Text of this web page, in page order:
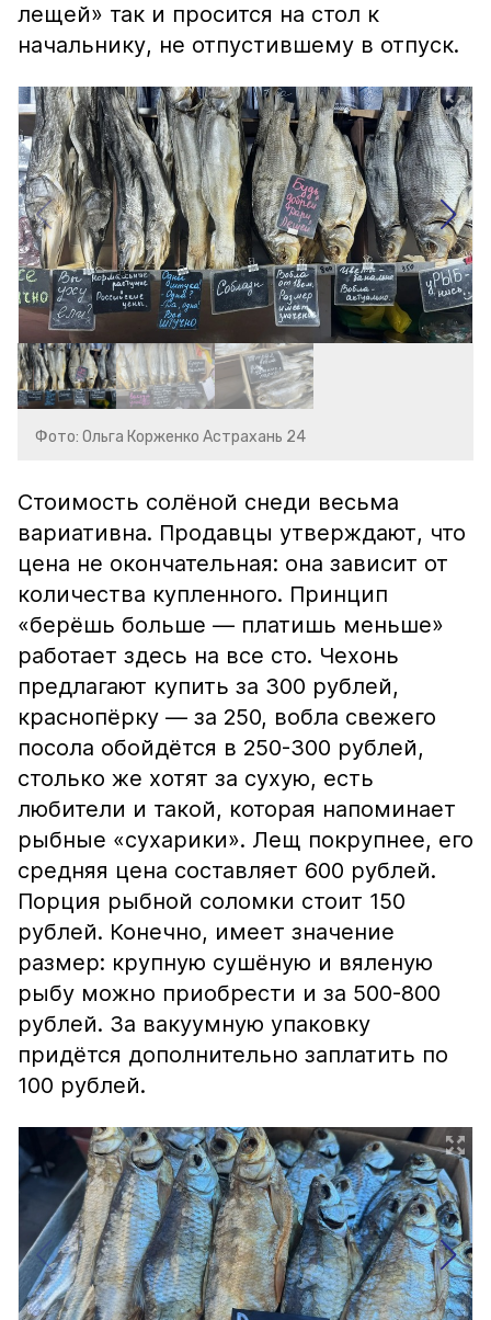
лещей» так и просится на стол к
начальнику, не отпустившему в отпуск.
Фото: Ольга Корженко Астрахань 24
Стоимость солёной снеди весьма
вариативна. Продавцы утверждают, что
цена не окончательная: она зависит от
количества купленного. Принцип
«берёшь больше — платишь меньше»
работает здесь на все сто. Чехонь
предлагают купить за 300 рублей,
краснопёрку — за 250, вобла свежего
посола обойдётся в 250-300 рублей,
столько же хотят за сухую, есть
любители и такой, которая напоминает
рыбные «сухарики». Лещ покрупнее, его
средняя цена составляет 600 рублей.
Порция рыбной соломки стоит 150
рублей. Конечно, имеет значение
размер: крупную сушёную и вяленую
рыбу можно приобрести и за 500-800
рублей. За вакуумную упаковку
придётся дополнительно заплатить по
100 рублей.